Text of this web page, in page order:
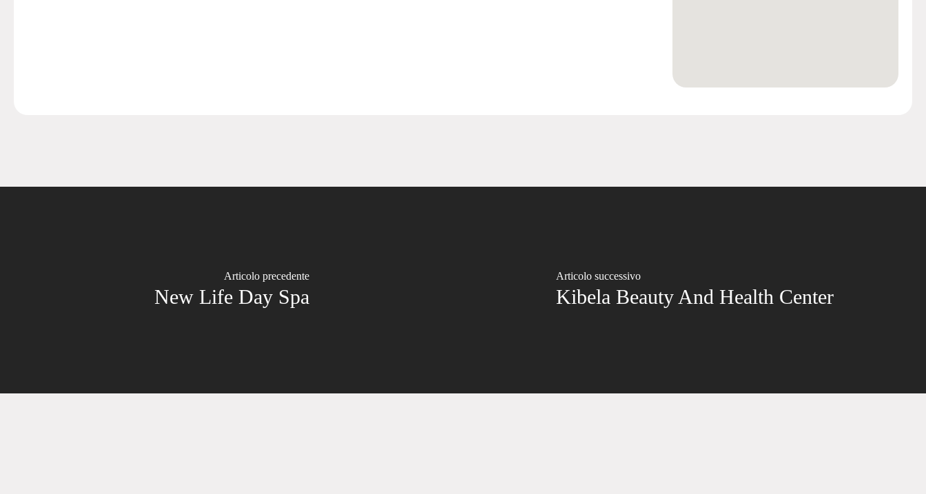
Articolo precedente
New Life Day Spa
Articolo successivo
Kibela Beauty And Health Center